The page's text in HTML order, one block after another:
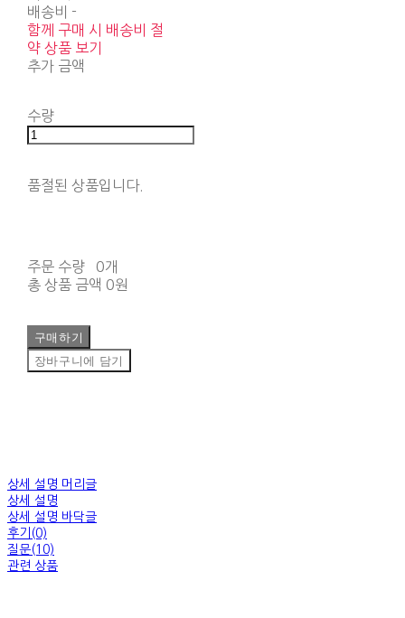
배송비 -
함께 구매 시 배송비 절
약 상품 보기
추가 금액
수량
품절된 상품입니다.
주문 수량
0개
총 상품 금액 0원
구매하기
장바구니에 담기
상세 설명 머리글
상세 설명
상세 설명 바닥글
후기(0)
질문(10)
관련 상품